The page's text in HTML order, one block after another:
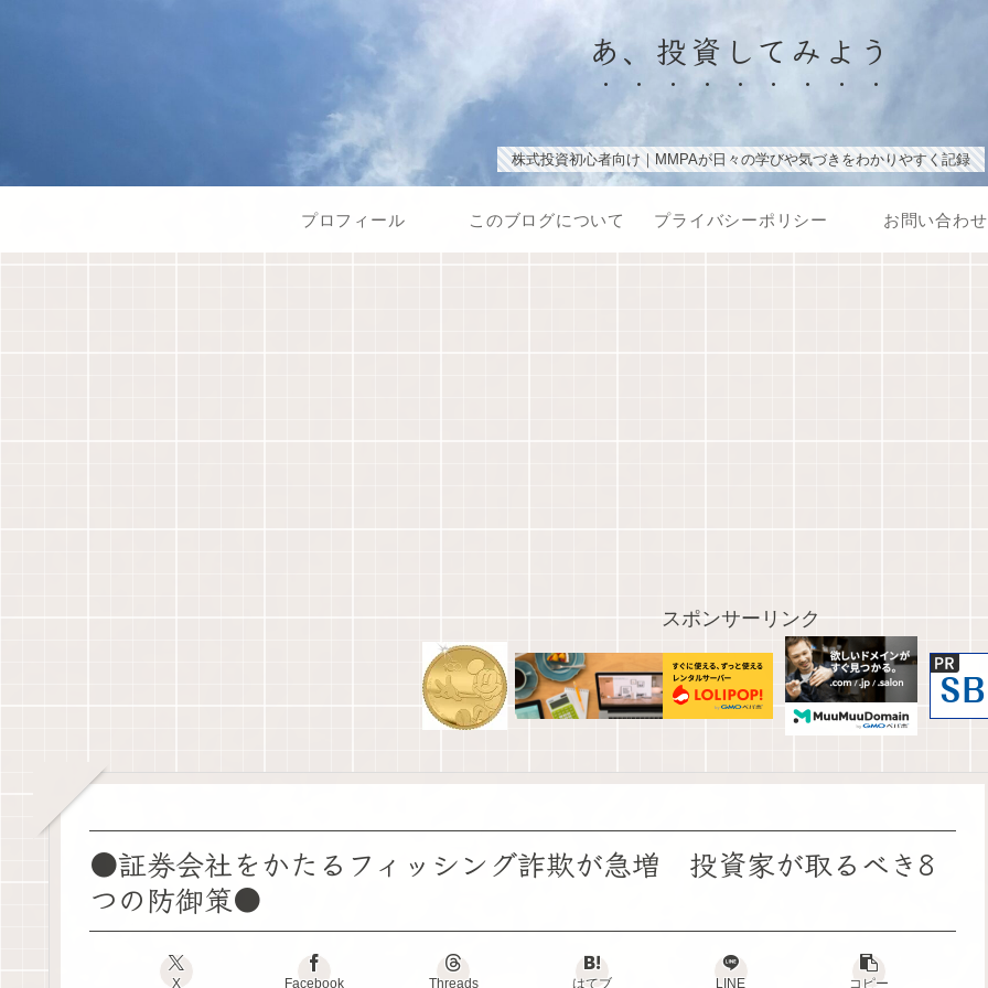
あ、投資してみよう
株式投資初心者向け｜MMPAが日々の学びや気づきをわかりやすく記録
プロフィール このブログについて プライバシーポリシー お問い合わせ
スポンサーリンク
●証券会社をかたるフィッシング詐欺が急増 投資家が取るべき8
つの防御策●
X Facebook Threads はてブ LINE コピー